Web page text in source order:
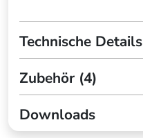
Technische Details
Zubehör (4)
Downloads